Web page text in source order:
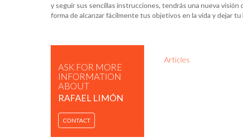
y seguir sus sencillas instrucciones, tendrás una nueva visión
forma de alcanzar fácilmente tus objetivos en la vida y dejar tu
ASK FOR MORE
INFORMATION
ABOUT
RAFAEL LIMÓN
CONTACT
Articles